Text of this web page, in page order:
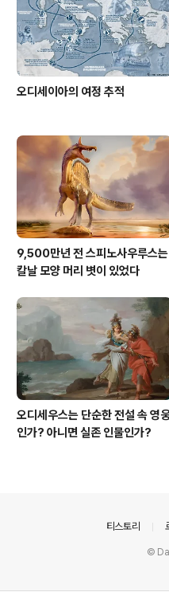
오디세이아의 여정 추적
9,500만년 전 스피노사우루스는
칼날 모양 머리 볏이 있었다
오디세우스는 단순한 전설 속 영
인가? 아니면 실존 인물인가?
티스토리
©